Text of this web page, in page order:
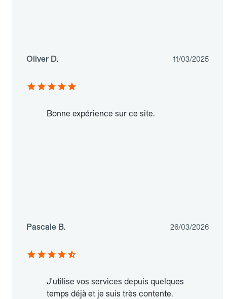
Oliver D. 11/03/2025
Bonne expérience sur ce site.
Pascale B. 26/03/2026
J'utilise vos services depuis quelques
temps déjà et je suis très contente.